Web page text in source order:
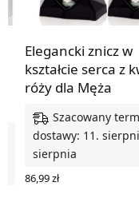
Elegancki znicz w
kształcie serca z
róży dla Męża
Szacowany
dostawy: 11.
sierpnia
86,99zł